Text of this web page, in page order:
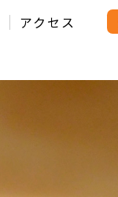
アクセス